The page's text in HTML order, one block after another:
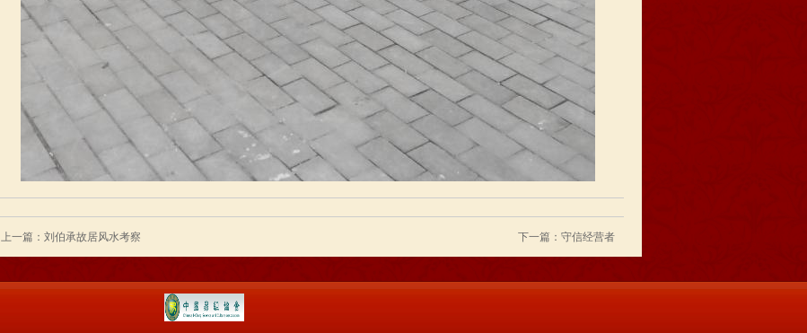
上一篇：刘伯承故居风水考察 下一篇：守信经营者